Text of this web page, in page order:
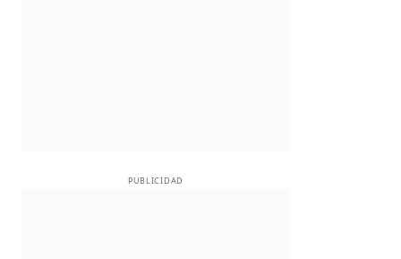
PUBLICIDAD